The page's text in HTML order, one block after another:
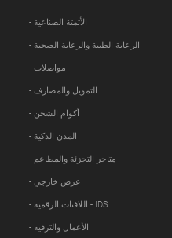
- الأتمتة الصناعية
- الرعاية الطبية والرعاية الصحية
- مواصلات
- التمويل والمصارف
- أكوام الشحن
- المدن الذكية
- متاجر التجزئة والمطاعم
- عرض خارجي
- اللافتات الرقمية - IDS
- الأعمال والترفيه